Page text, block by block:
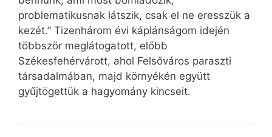
problematikusnak látszik, csak el ne eresszük a
kezét.” Tizenhárom évi káplánságom idején
többször meglátogatott, előbb
Székesfehérvárott, ahol Felsőváros paraszti
társadalmában, majd környékén együtt
gyűjtögettük a hagyomány kincseit.